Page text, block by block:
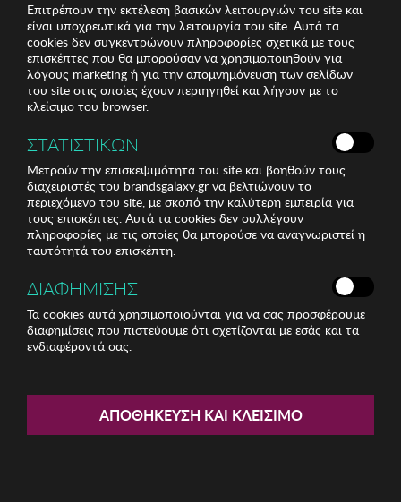
Share:
Πιάτο Zsa Zsa Zsu
ΚΩΔ: 417ZSU1147
Επιτρέπουν την εκτέλεση βασικών λειτουργιών του site και
είναι υποχρεωτικά για την λειτουργία του site. Αυτά τα
cookies δεν συγκεντρώνουν πληροφορίες σχετικά με τους
επισκέπτες που θα μπορούσαν να χρησιμοποιηθούν για
λόγους marketing ή για την απομνημόνευση των σελίδων
του site στις οποίες έχουν περιηγηθεί και λήγουν με το
κλείσιμο του browser.
ΣΤΑΤΙΣΤΙΚΩΝ
Μετρούν την επισκεψιμότητα του site και βοηθούν τους
διαχειριστές του brandsgalaxy.gr να βελτιώνουν το
περιεχόμενο του site, με σκοπό την καλύτερη εμπειρία για
τους επισκέπτες. Αυτά τα cookies δεν συλλέγουν
πληροφορίες με τις οποίες θα μπορούσε να αναγνωριστεί η
ταυτότητά του επισκέπτη.
ΔΙΑΦΗΜΙΣΗΣ
Τα cookies αυτά χρησιμοποιούνται για να σας προσφέρουμε
διαφημίσεις που πιστεύουμε ότι σχετίζονται με εσάς και τα
ενδιαφέροντά σας.
ΑΠΟΘΉΚΕΥΣΗ ΚΑΙ ΚΛΕΊΣΙΜΟ